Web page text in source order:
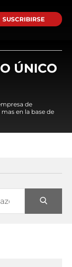
SUSCRIBIRSE
ÚNICO
de
en la base de